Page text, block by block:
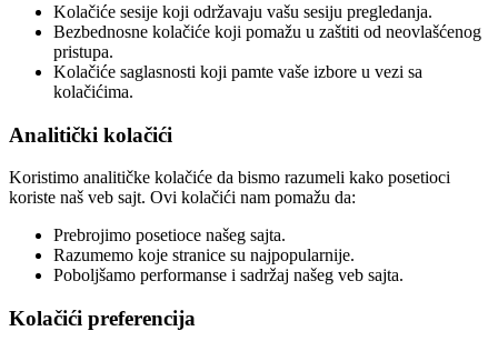
Kolačiće sesije koji održavaju vašu sesiju pregledanja.
Bezbednosne kolačiće koji pomažu u zaštiti od neovlašćenog
pristupa.
Kolačiće saglasnosti koji pamte vaše izbore u vezi sa
kolačićima.
Analitički kolačići
Koristimo analitičke kolačiće da bismo razumeli kako posetioci
koriste naš veb sajt. Ovi kolačići nam pomažu da:
Prebrojimo posetioce našeg sajta.
Razumemo koje stranice su najpopularnije.
Poboljšamo performanse i sadržaj našeg veb sajta.
Kolačići preferencija